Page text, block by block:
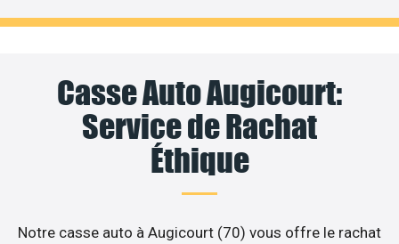
Casse Auto Augicourt:
Service de Rachat
Éthique
Notre casse auto à Augicourt (70) vous offre le rachat